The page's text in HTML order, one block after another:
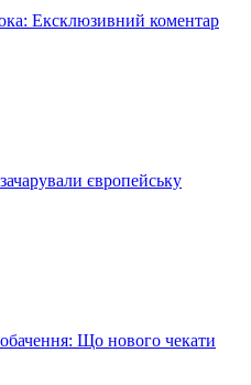
Ексклюзивний коментар
європейську
Що нового чекати